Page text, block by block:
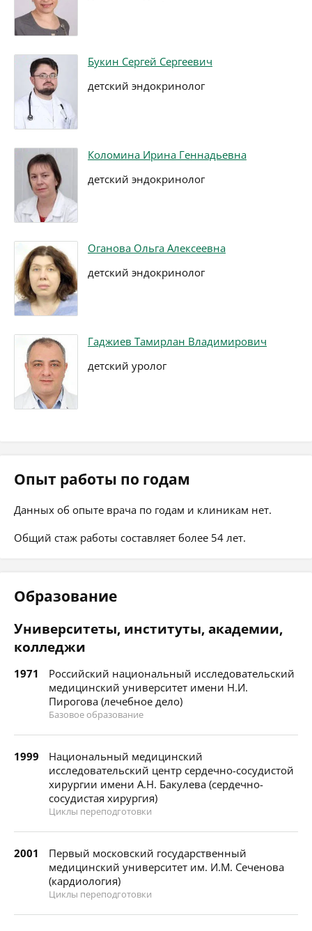
Букин Сергей Сергеевич
детский эндокринолог
Коломина Ирина Геннадьевна
детский эндокринолог
Оганова Ольга Алексеевна
детский эндокринолог
Гаджиев Тамирлан Владимирович
детский уролог
Опыт работы по годам
Данных об опыте врача по годам и клиникам нет.
Общий стаж работы составляет более 54 лет.
Образование
Университеты, институты, академии,
колледжи
1971
Российский национальный исследовательский
медицинский университет имени Н.И.
Пирогова (лечебное дело)
Базовое образование
1999
Национальный медицинский
исследовательский центр сердечно-сосудистой
хирургии имени А.Н. Бакулева (сердечно-
сосудистая хирургия)
Циклы переподготовки
2001
Первый московский государственный
медицинский университет им. И.М. Сеченова
(кардиология)
Циклы переподготовки